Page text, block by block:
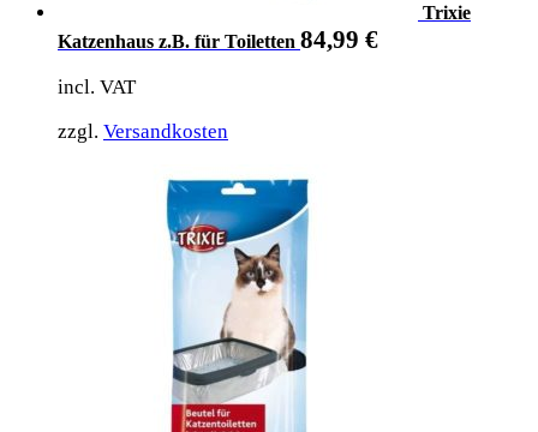
Trixie
Katzenhaus z.B. für Toiletten 84,99 €
incl. VAT
zzgl. Versandkosten